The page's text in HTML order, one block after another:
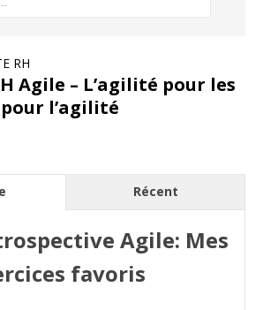
RH
Agile – L’agilité pour les
pour l’agilité
Récent
Agile: Mes
favoris